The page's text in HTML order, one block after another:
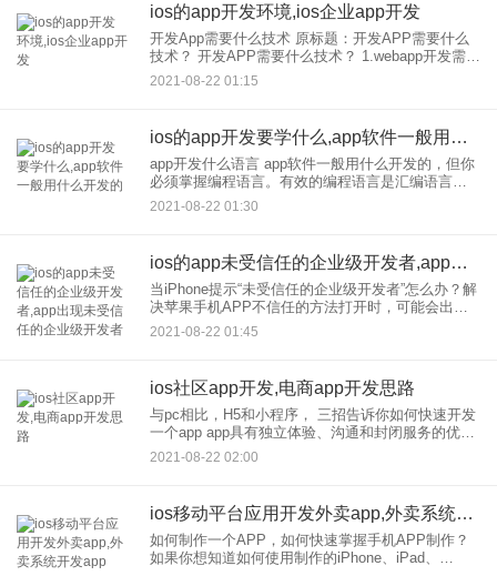
ios的app开发环境,ios企业app开发
开发App需要什么技术 原标题：开发APP需要什么
技术？ 开发APP需要什么技术？ 1.webapp开发需要
什么技术？ UI布局采用的还是5、CSS3、Java技
术； 服务器技术
2021-08-22 01:15
ios的app开发要学什么,app软件一般用什么开发的
app开发什么语言 app软件一般用什么开发的，但你
必须掌握编程语言。有效的编程语言是汇编语言。
当然，这也是一门难学的语言，可移植性很差。只
能针对特定的CPU或MCU进行编程；在高级语言
2021-08-22 01:30
ios的app未受信任的企业级开发者,app出现未受信任的企业级开发者
当iPhone提示“未受信任的企业级开发者”怎么办？解
决苹果手机APP不信任的方法打开时，可能会出
现“不受信任的企业开发"”提示。我该怎么办？相信
很多朋友都遇到过这样的情况，希望对大家有所帮
2021-08-22 01:45
ios社区app开发,电商app开发思路
与pc相比，H5和小程序， 三招告诉你如何快速开发
一个app app具有独立体验、沟通和封闭服务的优
势。如果你想尽可能多地玩用户流程和时间，App是
较好的产品形式。有一次在2021年，当小程序被传
2021-08-22 02:00
ios移动平台应用开发外卖app,外卖系统开发app
如何制作一个APP，如何快速掌握手机APP制作？
如果你想知道如何使用制作的iPhone、iPad、